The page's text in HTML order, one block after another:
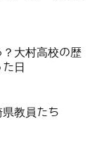
大村高校の歴
日
教員たち